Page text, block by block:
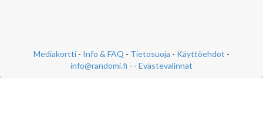
Mediakortti - Info & FAQ - Tietosuoja - Käyttöehdot -
info@randomi.fi - - Evästevalinnat